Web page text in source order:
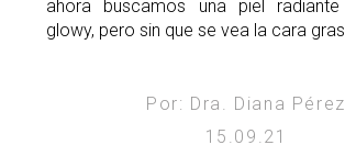
ahora buscamos una piel
glowy, pero sin que se vea la cara
Por: Dra. Diana Pérez
15.09.21